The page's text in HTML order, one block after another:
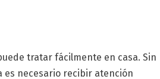
tratar fácilmente en casa. Sin
es necesario recibir atención